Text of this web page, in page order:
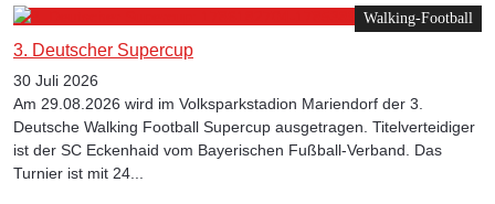
Walking-Football
3. Deutscher Supercup
30 Juli 2026
Am 29.08.2026 wird im Volksparkstadion Mariendorf der 3.
Deutsche Walking Football Supercup ausgetragen. Titelverteidiger
ist der SC Eckenhaid vom Bayerischen Fußball-Verband. Das
Turnier ist mit 24...